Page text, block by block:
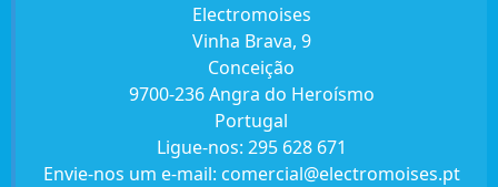
Electromoises
Vinha Brava, 9
Conceição
9700-236 Angra do Heroísmo
Portugal
Ligue-nos: 295 628 671
Envie-nos um e-mail: comercial@electromoises.pt